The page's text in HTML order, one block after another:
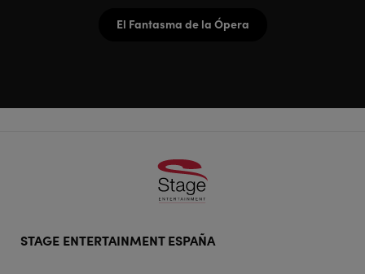
El Fantasma de la Ópera
doormat
STAGE ENTERTAINMENT ESPAÑA